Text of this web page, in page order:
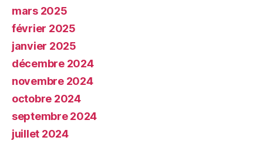
mars 2025
février 2025
janvier 2025
décembre 2024
novembre 2024
octobre 2024
septembre 2024
juillet 2024